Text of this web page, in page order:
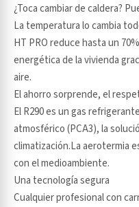
¿Toca cambiar de caldera?
La temperatura lo cambia
HT PRO reduce hasta un
energética de la vivienda
aire.
El ahorro sorprende, el
El R290 es un gas
atmosférico (PCA3), la
climatización.La aerotermia
con el medioambiente.
Una tecnología segura
Cualquier profesional con